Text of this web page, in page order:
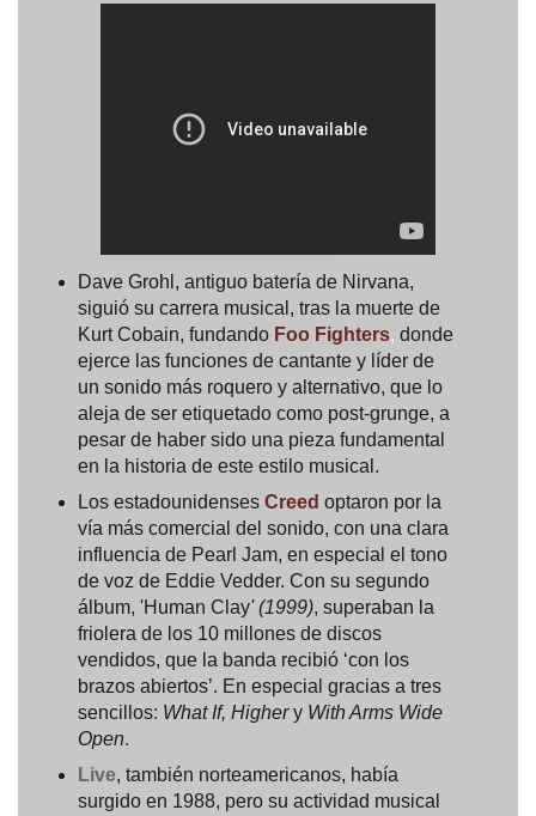
Dave Grohl, antiguo batería de Nirvana,
siguió su carrera musical, tras la muerte de
Kurt Cobain, fundando Foo Fighters, donde
ejerce las funciones de cantante y líder de
un sonido más roquero y alternativo, que lo
aleja de ser etiquetado como post-grunge, a
pesar de haber sido una pieza fundamental
en la historia de este estilo musical.
Los estadounidenses Creed optaron por la
vía más comercial del sonido, con una clara
influencia de Pearl Jam, en especial el tono
de voz de Eddie Vedder. Con su segundo
álbum, 'Human Clay' (1999), superaban la
friolera de los 10 millones de discos
vendidos, que la banda recibió ‘con los
brazos abiertos’. En especial gracias a tres
sencillos: What If, Highery With Arms Wide
Open.
Live, también norteamericanos, había
surgido en 1988, pero su actividad musical